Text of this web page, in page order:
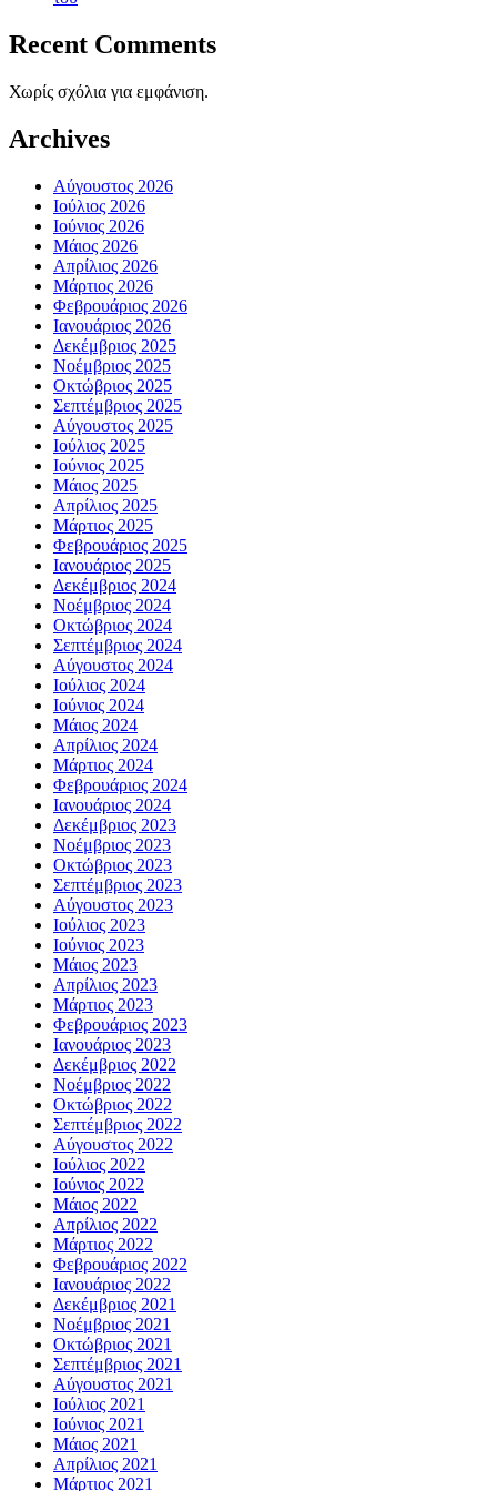
Recent Comments
Χωρίς σχόλια για εμφάνιση.
Archives
Αύγουστος 2026
Ιούλιος 2026
Ιούνιος 2026
Μάιος 2026
Απρίλιος 2026
Μάρτιος 2026
Φεβρουάριος 2026
Ιανουάριος 2026
Δεκέμβριος 2025
Νοέμβριος 2025
Οκτώβριος 2025
Σεπτέμβριος 2025
Αύγουστος 2025
Ιούλιος 2025
Ιούνιος 2025
Μάιος 2025
Απρίλιος 2025
Μάρτιος 2025
Φεβρουάριος 2025
Ιανουάριος 2025
Δεκέμβριος 2024
Νοέμβριος 2024
Οκτώβριος 2024
Σεπτέμβριος 2024
Αύγουστος 2024
Ιούλιος 2024
Ιούνιος 2024
Μάιος 2024
Απρίλιος 2024
Μάρτιος 2024
Φεβρουάριος 2024
Ιανουάριος 2024
Δεκέμβριος 2023
Νοέμβριος 2023
Οκτώβριος 2023
Σεπτέμβριος 2023
Αύγουστος 2023
Ιούλιος 2023
Ιούνιος 2023
Μάιος 2023
Απρίλιος 2023
Μάρτιος 2023
Φεβρουάριος 2023
Ιανουάριος 2023
Δεκέμβριος 2022
Νοέμβριος 2022
Οκτώβριος 2022
Σεπτέμβριος 2022
Αύγουστος 2022
Ιούλιος 2022
Ιούνιος 2022
Μάιος 2022
Απρίλιος 2022
Μάρτιος 2022
Φεβρουάριος 2022
Ιανουάριος 2022
Δεκέμβριος 2021
Νοέμβριος 2021
Οκτώβριος 2021
Σεπτέμβριος 2021
Αύγουστος 2021
Ιούλιος 2021
Ιούνιος 2021
Μάιος 2021
Απρίλιος 2021
Μάρτιος 2021